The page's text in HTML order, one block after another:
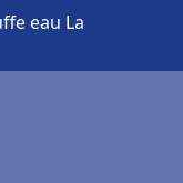
eau La